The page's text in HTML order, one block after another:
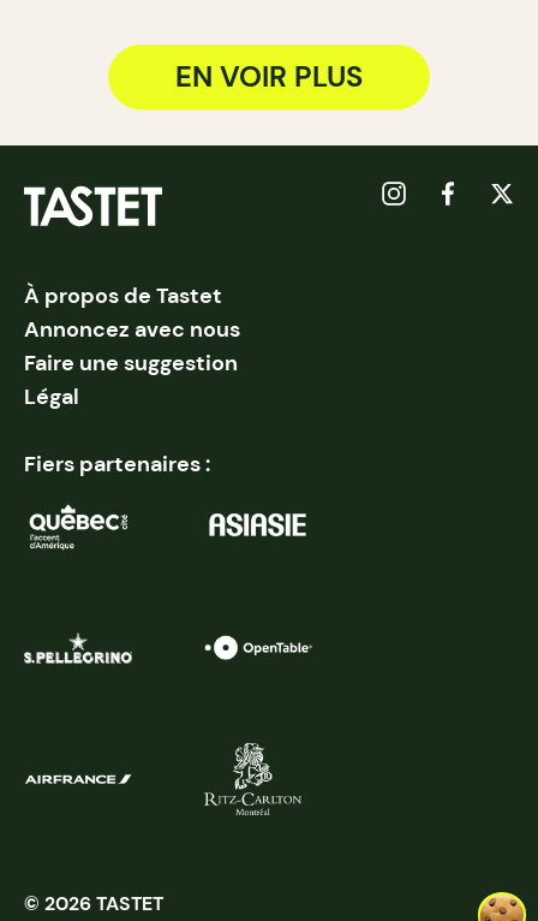
EN VOIR PLUS
À propos de Tastet
Annoncez avec nous
Faire une suggestion
Légal
Fiers partenaires :
© 2026 TASTET